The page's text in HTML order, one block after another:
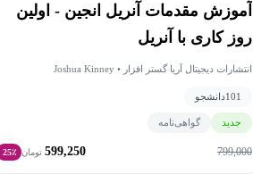
آموزش مقدمات آنریل انجین - اولین
روز کاری با آنریل
انتشارات دیجیتال آریا گستر افزار • Joshua Kinney
101دانشجو
جدید گواهی‌نامه
799,000
599,250 تومان 25٪